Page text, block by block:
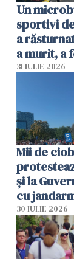
Un
sportivi
a
a murit, a
planul
31 IULIE 2026
Mii de
și la
cu
30 IULIE 2026